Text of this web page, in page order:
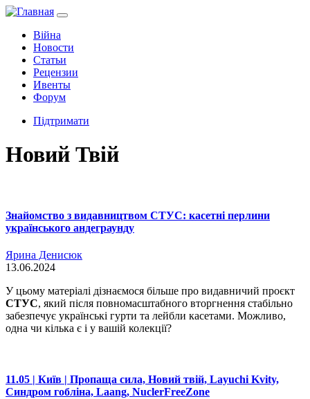
Війна
Новости
Статьи
Рецензии
Ивенты
Форум
Підтримати
Новий Твій
Знайомство з видавництвом СТУС: касетні перлини
українського андеграунду
Ярина Денисюк
13.06.2024
У цьому матеріалі дізнаємося більше про видавничий проєкт
СТУС, який після повномасштабного вторгнення стабільно
забезпечує українські гурти та лейбли касетами. Можливо,
одна чи кілька є і у вашій колекції?
11.05 | Київ | Пропаща сила, Новий твій, Layuchi Kvity,
Синдром гобліна, Laang, NuclerFreeZone